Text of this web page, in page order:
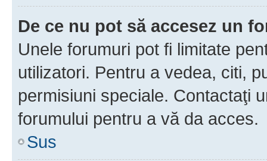
De ce nu pot să accesez un
Unele forumuri pot fi limitate
utilizatori. Pentru a vedea, citi,
permisiuni speciale. Contactaţi
forumului pentru a vă da acces.
Sus